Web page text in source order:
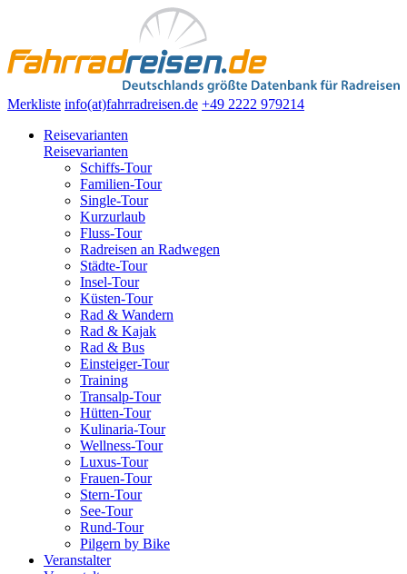
Merkliste info(at)fahrradreisen.de +49 2222 979214
Reisevarianten
Reisevarianten
Schiffs-Tour
Familien-Tour
Single-Tour
Kurzurlaub
Fluss-Tour
Radreisen an Radwegen
Städte-Tour
Insel-Tour
Küsten-Tour
Rad & Wandern
Rad & Kajak
Rad & Bus
Einsteiger-Tour
Training
Transalp-Tour
Hütten-Tour
Kulinaria-Tour
Wellness-Tour
Luxus-Tour
Frauen-Tour
Stern-Tour
See-Tour
Rund-Tour
Pilgern by Bike
Veranstalter